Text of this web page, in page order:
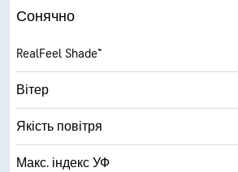
Вологість
Точка роси
AccuLumen Brightness Index™
Хмарний покрив
Видимість
Сонячно
RealFeel Shade™
Вітер
Якість повітря
Макс. індекс УФ